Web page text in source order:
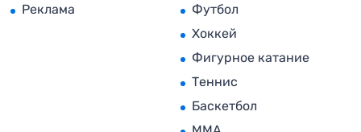
Реклама
Футбол
Хоккей
Фигурное катание
Теннис
Баскетбол